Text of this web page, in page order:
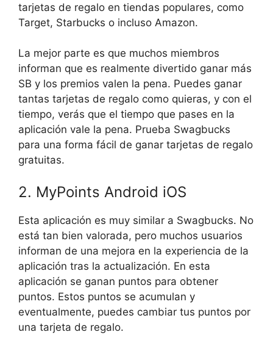
tarjetas de regalo en tiendas populares, como
Target, Starbucks o incluso Amazon.
La mejor parte es que muchos miembros
informan que es realmente divertido ganar más
SB y los premios valen la pena. Puedes ganar
tantas tarjetas de regalo como quieras, y con el
tiempo, verás que el tiempo que pases en la
aplicación vale la pena. Prueba Swagbucks
para una forma fácil de ganar tarjetas de regalo
gratuitas.
2. MyPoints Android iOS
Esta aplicación es muy similar a Swagbucks. No
está tan bien valorada, pero muchos usuarios
informan de una mejora en la experiencia de la
aplicación tras la actualización. En esta
aplicación se ganan puntos para obtener
puntos. Estos puntos se acumulan y
eventualmente, puedes cambiar tus puntos por
una tarjeta de regalo.